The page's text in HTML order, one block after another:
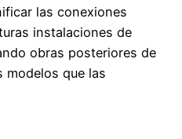
las conexiones
instalaciones de
obras posteriores de
modelos que las